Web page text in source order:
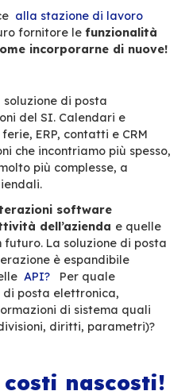
Pexels
un recente sondaggio
mobilinella